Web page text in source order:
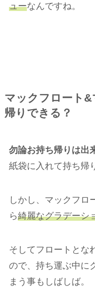
ューなんですね。
マックフロート
帰りできる？
勿論お持ち帰りは出
紙袋に入れて持ち帰
しかし、マックフロ
ら綺麗なグラデーシ
そしてフロートとな
ので、持ち運ぶ中に
まう事もしばしば。